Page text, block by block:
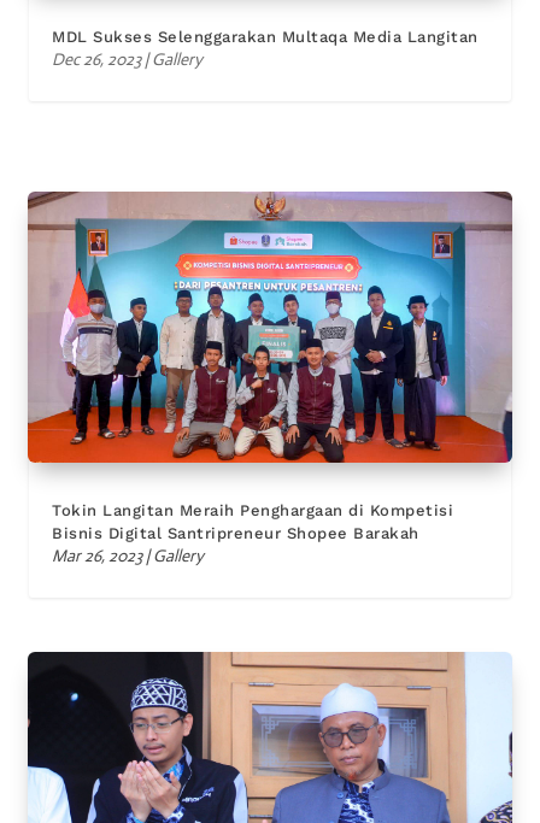
MDL Sukses Selenggarakan Multaqa Media Langitan
Dec 26, 2023|Gallery
Tokin Langitan Meraih Penghargaan di Kompetisi
Bisnis Digital Santripreneur Shopee Barakah
Mar 26, 2023|Gallery